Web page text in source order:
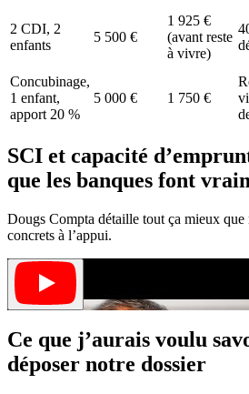
2 CDI, 2
enfants
5 500 €
1 925 €
(avant reste
à vivre)
Concubinage,
1 enfant,
apport 20 %
5 000 € 1 750 €
SCI et capacité
que les banques font
Dougs Compta détaille tout ça mieux
concrets à l’appui.
Ce que j’aurais voulu
déposer notre dossier